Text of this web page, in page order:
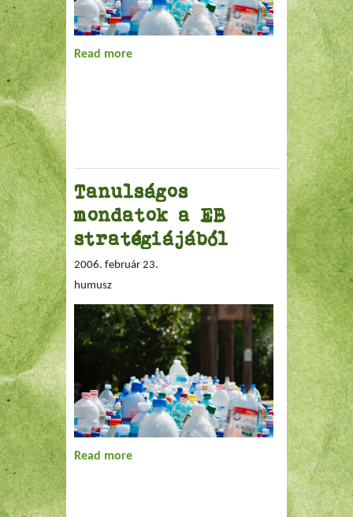
Read more about Életciklus-elemzés a sör
Tanulságos
mondatok a EB
stratégiájából
2006. február 23.
humusz
Read more about Tanulságos mondatok a EB